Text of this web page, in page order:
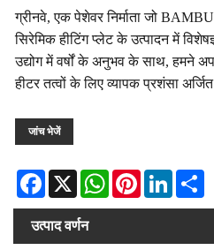
ग्रीनवे, एक पेशेवर निर्माता जो
सिरेमिक हीटिंग प्लेट के उत्पादन में
उद्योग में वर्षों के अनुभव के साथ, हमने
हीटर तत्वों के लिए व्यापक प्रशंसा
जांच भेजें
Facebook
X WhatsAppPinterest
उत्पाद वर्णन